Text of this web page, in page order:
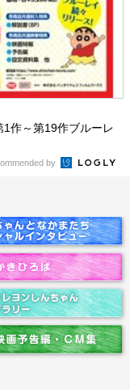
1作～第19作ブルーレ
by